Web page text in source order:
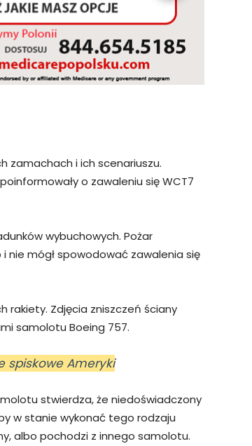
zamachach i ich scenariuszu.
o zawaleniu się WCT7
wybuchowych. Pożar
nie mógł spowodować zawalenia się
rakiety. Zdjęcia zniszczeń ściany
samolotu Boeing 757.
spiskowe Ameryki
stwierdza, że niedoświadczony
w stanie wykonać tego rodzaju
albo pochodzi z innego samolotu.